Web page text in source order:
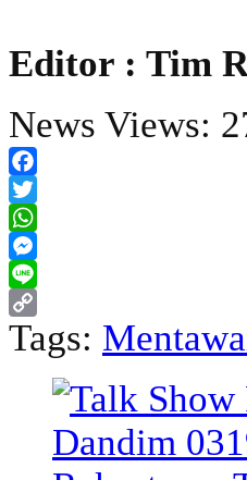
Editor : Tim
News Views:
Facebook
Twitter
WhatsApp
Messenger
Line
Copy
Tags: